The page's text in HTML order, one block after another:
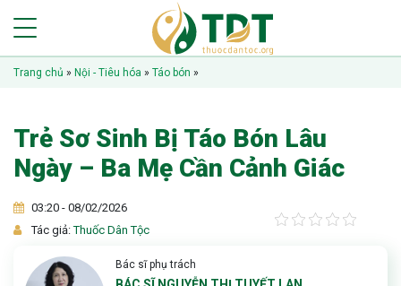
Trang chủ » Nội - Tiêu hóa » Táo bón »
Trẻ Sơ Sinh Bị Táo Bón Lâu
Ngày – Ba Mẹ Cần Cảnh Giác
03:20 - 08/02/2026
Tác giả:Thuốc Dân Tộc
Bác sĩ phụ trách